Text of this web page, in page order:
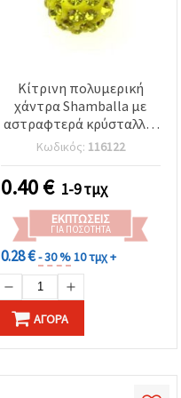
Κίτρινη πολυμερική
χάντρα Shamballa με
αστραφτερά κρύσταλλα,
10 mm, οπή: 1,5 mm –
ιδανική για κοσμήματα,
αξεσουάρ & DIY
κατασκευές
Κωδικός: 116122
0.40€ 1-9 τμχ
ΕΚΠΤΏΣΕΙΣ
ΓΙΑ ΠΟΣΌΤΗΤΑ
0.28 €- 30 %10 τμχ +
ΑΓΟΡΆ